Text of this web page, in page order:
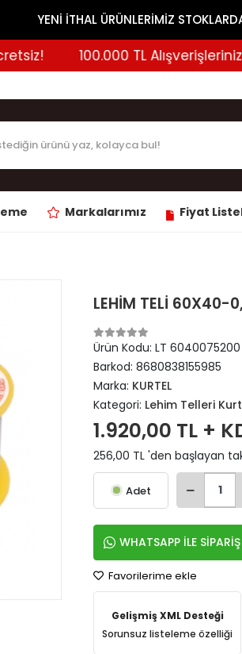
YENİ İTHAL ÜRÜNLERİMİZ
100.000 TL
Markalarımız Fiyat
LEHİM TELİ 60X40-
Ürün Kodu:LT 6040075200
Barkod:8680838155985
Marka: KURTEL
Kategori: Lehim Telleri
1.920,00 TL +
256,00 TL 'den başlayan
Adet
WHATSAPP İLE
Favorilerime ekle
Gelişmiş XML Desteği
Sorunsuz listeleme özelliği